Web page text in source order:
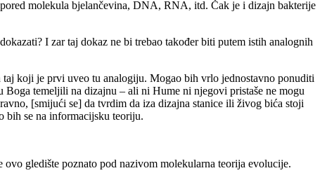
molekula bjelančevina, DNA, RNA, itd. Čak je i dizajn bakterije
I zar taj dokaz ne bi trebao također biti putem istih analognih
koji je prvi uveo tu analogiju. Mogao bih vrlo jednostavno ponuditi
temeljili na dizajnu – ali ni Hume ni njegovi pristaše ne mogu
[smijući se] da tvrdim da iza dizajna stanice ili živog bića stoji
bih se na informacijsku teoriju.
gledište poznato pod nazivom molekularna teorija evolucije.